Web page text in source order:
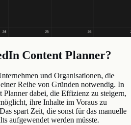
Content Planner?
und Organisationen, die
Reihe von Gründen notwendig. In
dabei, die Effizienz zu steigern,
ihre Inhalte im Voraus zu
spart Zeit, die sonst für das manuelle
aufgewendet werden müsste.